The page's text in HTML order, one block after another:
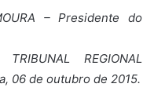
– Presidente do
REGIONAL
06 de outubro de 2015.